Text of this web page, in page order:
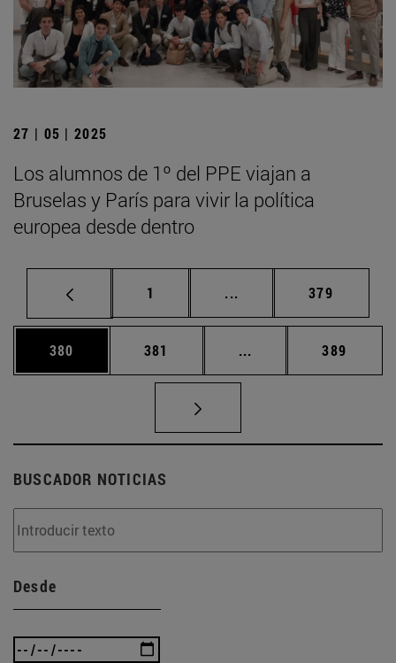
27 | 05 | 2025
Los alumnos de 1º del PPE viajan a
Bruselas y París para vivir la política
europea desde dentro
Página
1 ... Páginas intermedias
Página
379
Página
380 Página
381 ... Páginas intermedias
Página
389
BUSCADOR NOTICIAS
Desde